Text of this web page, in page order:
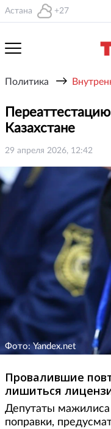
Астана +27
Политика →
Казахстане
29 апреля 2026, 12:42
Фото: Yandex.net
Провалившие
лишиться
Депутаты
поправки,